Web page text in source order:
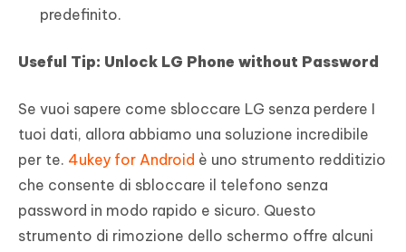
predefinito.
Useful Tip: Unlock LG Phone without Password
Se vuoi sapere come sbloccare LG senza perdere I
tuoi dati, allora abbiamo una soluzione incredibile
per te. 4ukey for Android è uno strumento redditizio
che consente di sbloccare il telefono senza
password in modo rapido e sicuro. Questo
strumento di rimozione dello schermo offre alcuni